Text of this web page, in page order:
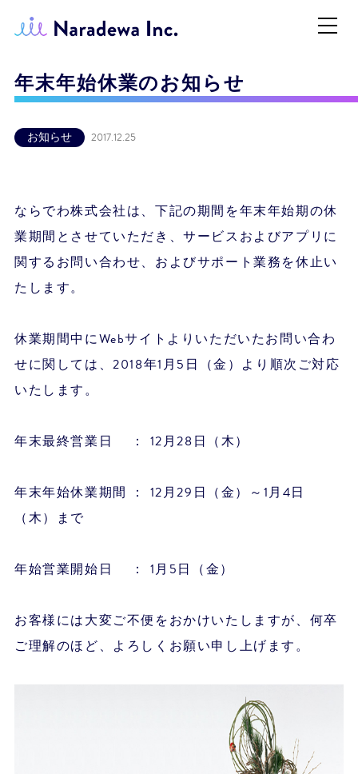
年末年始休業のお知らせ
お知らせ 2017.12.25
ならでわ株式会社は、下記の期間を年末年始期の休
業期間とさせていただき、サービスおよびアプリに
関するお問い合わせ、およびサポート業務を休止い
たします。
休業期間中にWebサイトよりいただいたお問い合わ
せに関しては、2018年1月5日（金）より順次ご対応
いたします。
年末最終営業日 ： 12月28日（木）
年末年始休業期間 ： 12月29日（金）～1月4日
（木）まで
年始営業開始日 ： 1月5日（金）
お客様には大変ご不便をおかけいたしますが、何卒
ご理解のほど、よろしくお願い申し上げます。